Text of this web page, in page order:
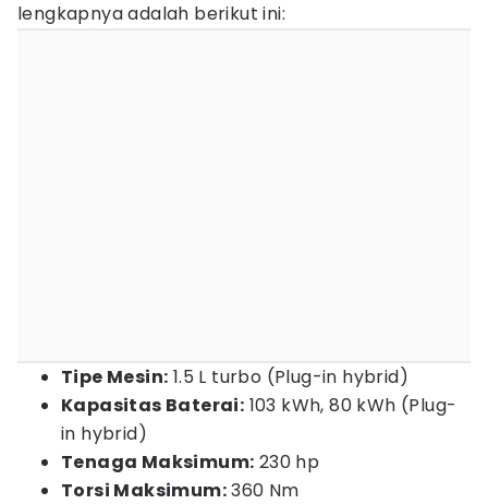
lengkapnya adalah berikut ini:
Tipe Mesin: 1.5 L turbo (Plug-in hybrid)
Kapasitas Baterai: 103 kWh, 80 kWh (Plug-
in hybrid)
Tenaga Maksimum: 230 hp
Torsi Maksimum:360 Nm